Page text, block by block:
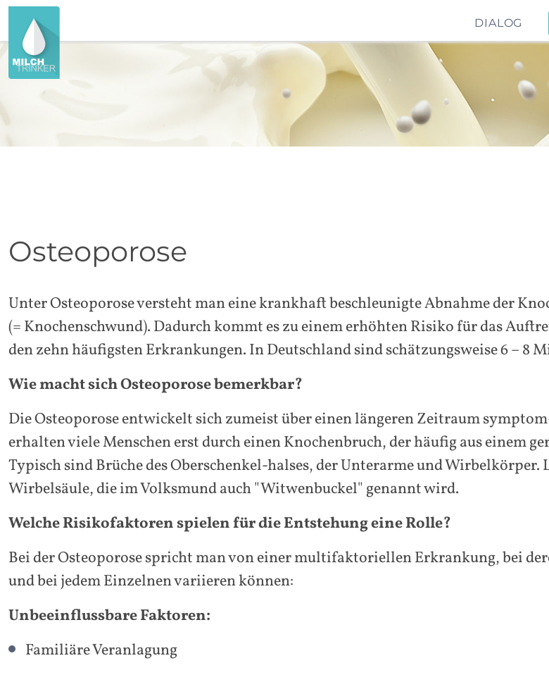
DIALOG
Osteoporose
Unter Osteoporose versteht man eine krankhaft beschleunigte Abnahme der
(= Knochenschwund). Dadurch kommt es zu einem erhöhten Risiko für das
den zehn häufigsten Erkrankungen. In Deutschland sind schätzungsweise 6 – 8
Wie macht sich Osteoporose bemerkbar?
Die Osteoporose entwickelt sich zumeist über einen längeren Zeitraum
erhalten viele Menschen erst durch einen Knochenbruch, der häufig aus einem
Typisch sind Brüche des Oberschenkel-halses, der Unterarme und
Wirbelsäule, die im Volksmund auch "Witwenbuckel" genannt wird.
Welche Risikofaktoren spielen für die Entstehung eine Rolle?
Bei der Osteoporose spricht man von einer multifaktoriellen Erkrankung, bei
und bei jedem Einzelnen variieren können:
Unbeeinflussbare Faktoren:
Familiäre Veranlagung